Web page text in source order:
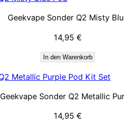
Geekvape Sonder Q2 Misty
14,95 €
In den Warenkorb
Geekvape Sonder Q2 Metallic
14,95 €